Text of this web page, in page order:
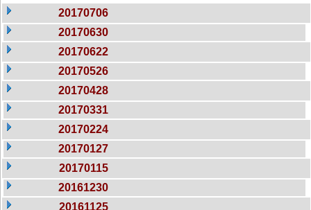
20170706
20170630
20170622
20170526
20170428
20170331
20170224
20170127
20170115
20161230
20161125